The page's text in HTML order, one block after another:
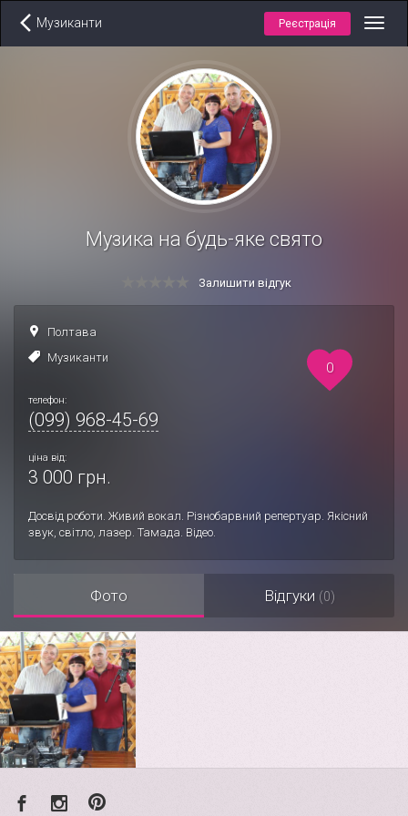
Музиканти Реєстрація
Музика на будь-яке свято
Залишити відгук
Полтава
Музиканти
телефон:
(099) 968-45-69
ціна від:
3 000 грн.
Досвід роботи. Живий вокал. Різнобарвний репертуар. Якісний
звук, світло, лазер. Тамада. Відео.
0
Фото Відгуки (0)